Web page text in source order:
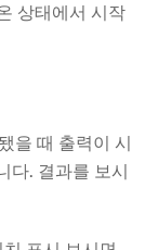
상태에서 시작
을 때 출력이 시
다. 결과를 보시